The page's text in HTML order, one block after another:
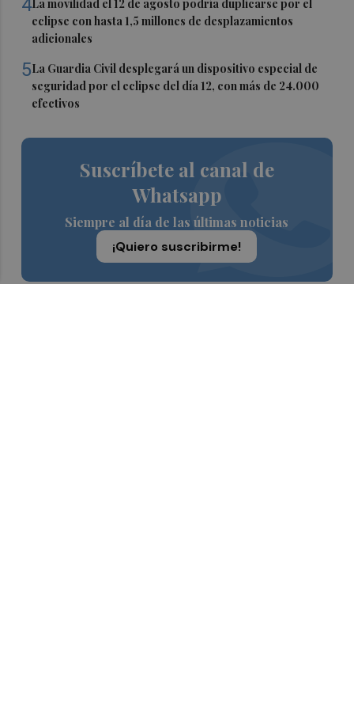
4La movilidad el 12 de agosto podría duplicarse por el
eclipse con hasta 1,5 millones de desplazamientos
adicionales
5La Guardia Civil desplegará un dispositivo especial de
seguridad por el eclipse del día 12, con más de 24.000
efectivos
Suscríbete al canal de
Whatsapp
Siempre al día de las últimas noticias
¡Quiero suscribirme!